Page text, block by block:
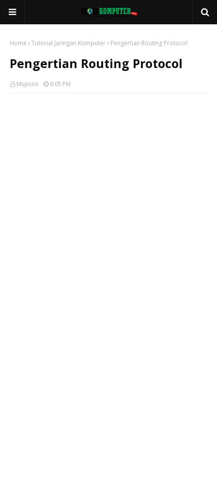
Home Tutorial Jaringan Komputer Pengertian Routing Protocol
Pengertian Routing Protocol
Mujiono 6:05 PM